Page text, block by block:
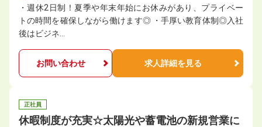
・週休2日制！夏季や年末年始にお休みがあり、プライベー
トの時間を確保しながら働けます◎ ・手厚い教育体制◎入社
後はビジネ…
お問い合わせ 求人詳細を見る
正社員
休暇制度が充実☆太陽光や蓄電池の新規営業に